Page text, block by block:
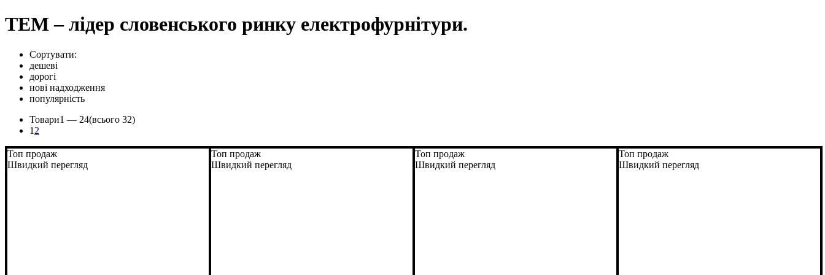
ТЕМ – лідер словенського ринку електрофурнітури.
Сортувати:
дешеві
дорогі
нові надходження
популярність
Товари1 — 24(всього 32)
1 2
Топ продаж
Швидкий перегляд
Топ продаж
Швидкий перегляд
Топ продаж
Швидкий перегляд
Топ продаж
Швидкий перегляд